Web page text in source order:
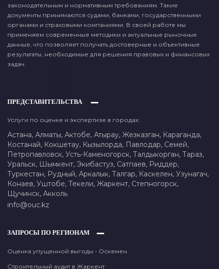
законодательным и нормативным требованиям. Такие
документы принимаются судами, банками, государственными
органами и страховыми компаниями. В своей работе мы
применяем современные методики и актуальные рыночные
данные, что позволяет получать достоверные и объективные
результаты, необходимые для решения правовых и финансовых
задач.
ПРЕДСТАВИТЕЛЬСТВА
Услуги по оценке и экспертизе в городах:
Астана, Алматы, Актобе, Атырау, Жезказган, Караганда,
Костанай, Кокшетау, Кызылорда, Павлодар, Семей,
Петропавловск, Усть-Каменогорск, Талдыкорган, Тараз,
Уральск, Шымкент, Экибастуз, Сатпаев, Риддер,
Туркестан, Рудный, Аркалык, Талгар, Каскелен, Узунагач,
Конаев, Уштобе, Текели, Жаркент, Степногорск,
Щучинск, Акколь
info@ouc.kz
ЗАПРОСЫ ПО РЕГИОНАМ
Оценка упущенной выгоды - Оскемен
Строительный аудит в Жаркент